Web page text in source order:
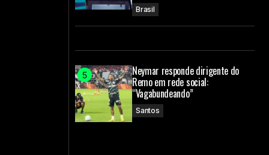
Brasil
Neymar responde dirigente do
Remo em rede social:
“Vagabundeando”
Santos